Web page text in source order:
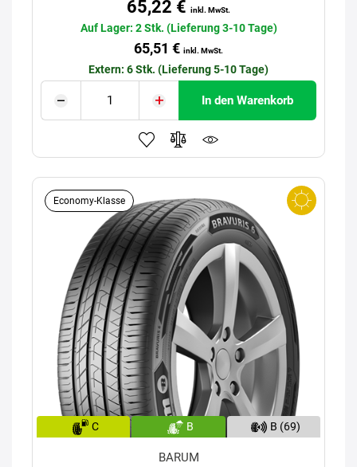
65,22 € inkl. MwSt.
Auf Lager: 2 Stk. (Lieferung 3-10 Tage)
65,51 € inkl. MwSt.
Extern: 6 Stk. (Lieferung 5-10 Tage)
In den Warenkorb
Economy-Klasse
C B B (69)
BARUM